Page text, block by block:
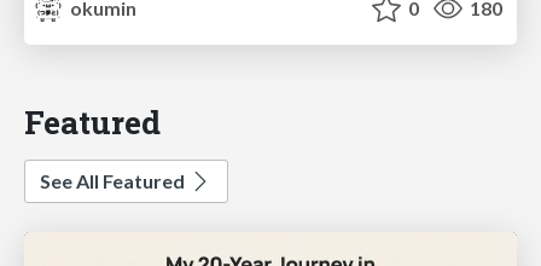
okumin
0 180
Featured
See All Featured